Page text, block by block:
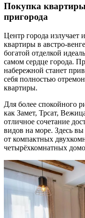
Покупка квартиры
пригорода
Центр города
квартиры в австро-
богатой отделкой
самом сердце города.
набережной станет
себя полностью
квартиры.
Для более спокойного
как Замет, Трсат,
отличное сочетание
видов на море. Здесь
от компактных
четырёхкомнатных